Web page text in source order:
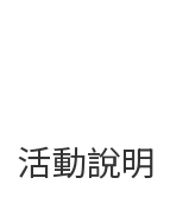
活動說明